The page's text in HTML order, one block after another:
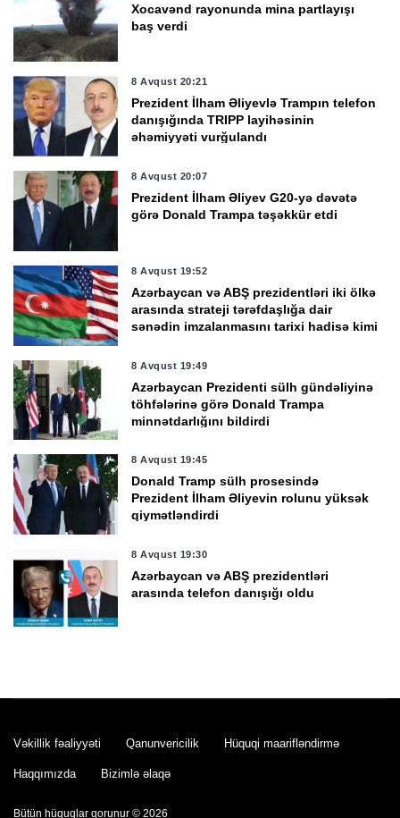
Xocavənd rayonunda mina partlayışı
baş verdi
8 Avqust 20:21
Prezident İlham Əliyevlə Trampın telefon
danışığında TRIPP layihəsinin
əhəmiyyəti vurğulandı
8 Avqust 20:07
Prezident İlham Əliyev G20-yə dəvətə
görə Donald Trampa təşəkkür etdi
8 Avqust 19:52
Azərbaycan və ABŞ prezidentləri iki ölkə
arasında strateji tərəfdaşlığa dair
sənədin imzalanmasını tarixi hadisə kimi
8 Avqust 19:49
Azərbaycan Prezidenti sülh gündəliyinə
töhfələrinə görə Donald Trampa
minnətdarlığını bildirdi
8 Avqust 19:45
Donald Tramp sülh prosesində
Prezident İlham Əliyevin rolunu yüksək
qiymətləndirdi
8 Avqust 19:30
Azərbaycan və ABŞ prezidentləri
arasında telefon danışığı oldu
8 Avqust 18:32
icrasının hazırkı vəziyyətini müzakirə
Vəkillik fəaliyyəti Qanunvericilik Hüquqi maarifləndirmə
Haqqımızda Bizimlə əlaqə
Bütün hüquqlar qorunur © 2026